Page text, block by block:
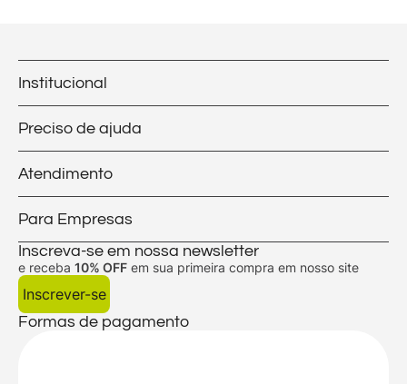
Institucional
Preciso de ajuda
Atendimento
Para Empresas
Inscreva-se em nossa newsletter
e receba 10% OFF em sua primeira compra em nosso site
Inscrever-se
Formas de pagamento